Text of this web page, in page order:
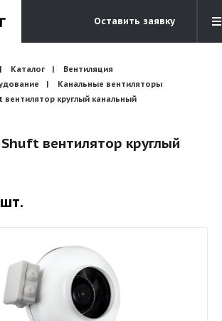
Оставить заявку
Бесплатный звонок
8 (495) 532-45-07
Каталог
Вентиляция
Канальные вентиляторы
вентилятор круглый канальный
Shuft вентилятор круглый